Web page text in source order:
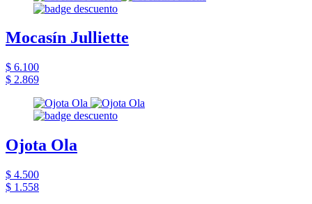
Mocasín Julliette
$ 6.100
$ 2.869
Ojota Ola
$ 4.500
$ 1.558